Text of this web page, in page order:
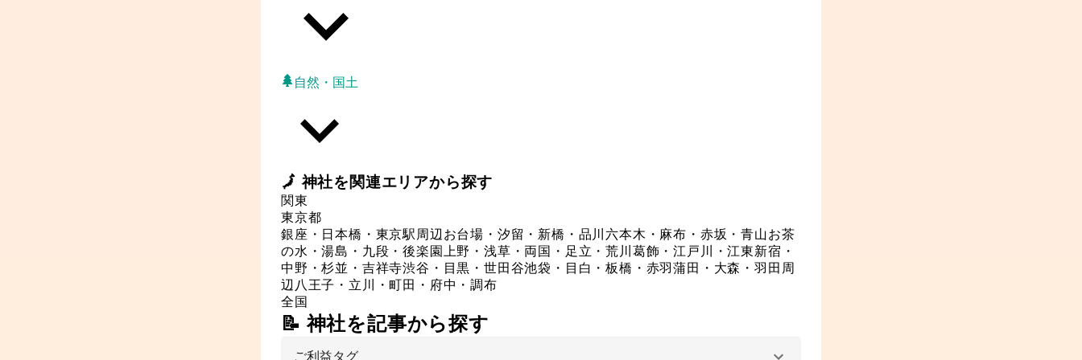
自然・国土
🗾神社を関連エリアから探す
関東
東京都
銀座・日本橋・東京駅周辺 お台場・汐留・新橋・品川 六本木・麻布・赤坂・青山お茶
の水・湯島・九段・後楽園 上野・浅草・両国・足立・荒川 葛飾・江戸川・江東新宿・
中野・杉並・吉祥寺渋谷・目黒・世田谷池袋・目白・板橋・赤羽蒲田・大森・羽田周
辺 八王子・立川・町田・府中・調布
全国
📝 神社を記事から探す
ご利益タグ